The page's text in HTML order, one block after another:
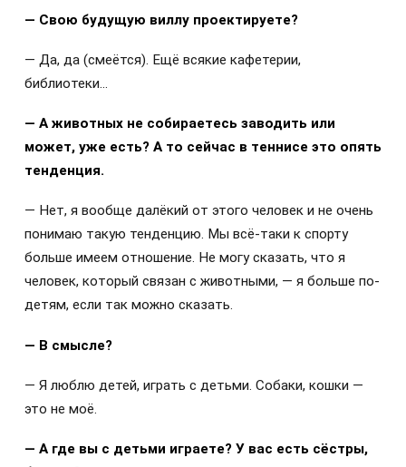
— Свою будущую виллу проектируете?
— Да, да (смеётся). Ещё всякие кафетерии,
библиотеки…
— А животных не собираетесь заводить или
может, уже есть? А то сейчас в теннисе это опять
тенденция.
— Нет, я вообще далёкий от этого человек и не очень
понимаю такую тенденцию. Мы всё-таки к спорту
больше имеем отношение. Не могу сказать, что я
человек, который связан с животными, — я больше по-
детям, если так можно сказать.
— В смысле?
— Я люблю детей, играть с детьми. Собаки, кошки —
это не моё.
— А где вы с детьми играете? У вас есть сёстры,